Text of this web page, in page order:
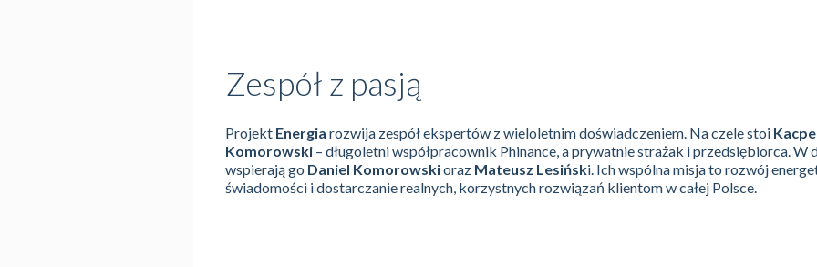
Zespół z pasją
Projekt Energia rozwija zespół ekspertów z wieloletnim doświadczeniem. Na czele stoi
Komorowski – długoletni współpracownik Phinance, a prywatnie strażak i przedsiębiorca. W
wspierają go Daniel Komorowskioraz Mateusz Lesiński. Ich wspólna misja to rozwój
świadomości i dostarczanie realnych, korzystnych rozwiązań klientom w całej Polsce.